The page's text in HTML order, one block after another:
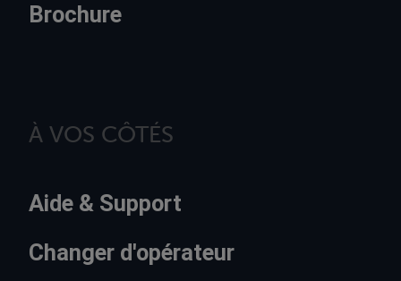
Brochure
À VOS CÔTÉS
Aide & Support
Changer d'opérateur